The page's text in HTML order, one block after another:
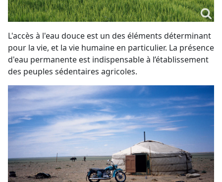
L'accès à l'eau douce est un des éléments déterminant
pour la vie, et la vie humaine en particulier. La présence
d'eau permanente est indispensable à l’établissement
des peuples sédentaires agricoles.